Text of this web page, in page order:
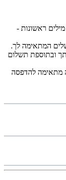
ניתן להוסיף כיתוב בתוספת תשלום (5 מילים ראשונות -
המתאימה לך.
ובתוספת תשלום
מתאימה להדפסה